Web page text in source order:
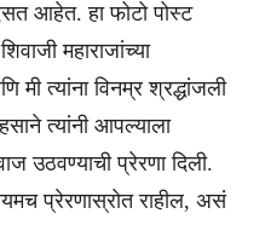
आहेत. हा फोटो पोस्ट
महाराजांच्या
मी त्यांना विनम्र श्रद्धांजली
त्यांनी आपल्याला
उठवण्याची प्रेरणा दिली.
प्रेरणास्रोत राहील, असं